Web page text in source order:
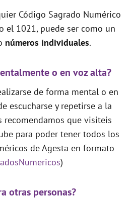
Código Sagrado Numérico
el 1021, puede ser como un
números individuales.
o en voz alta?
de forma mental o en
escucharse y repetirse a la
recomendamos que visiteis
para poder tener todos los
de Agesta en formato
)
otras personas?